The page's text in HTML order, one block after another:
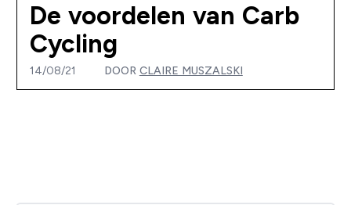
De voordelen van Carb
Cycling
14/08/21 DOOR CLAIRE MUSZALSKI